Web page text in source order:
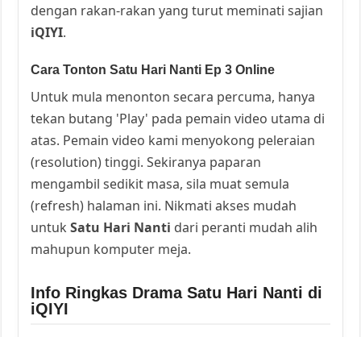
dengan rakan-rakan yang turut meminati sajian
iQIYI.
Cara Tonton Satu Hari Nanti Ep 3 Online
Untuk mula menonton secara percuma, hanya
tekan butang 'Play' pada pemain video utama di
atas. Pemain video kami menyokong peleraian
(resolution) tinggi. Sekiranya paparan
mengambil sedikit masa, sila muat semula
(refresh) halaman ini. Nikmati akses mudah
untukSatu Hari Nanti dari peranti mudah alih
mahupun komputer meja.
Info Ringkas Drama Satu Hari Nanti di
iQIYI